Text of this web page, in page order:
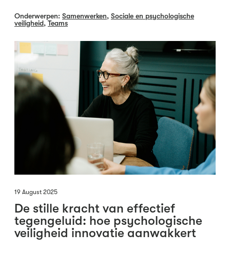
Onderwerpen: Samenwerken, Sociale en psychologische
veiligheid, Teams
19 August 2025
De stille kracht van effectief
tegengeluid: hoe psychologische
veiligheid innovatie aanwakkert